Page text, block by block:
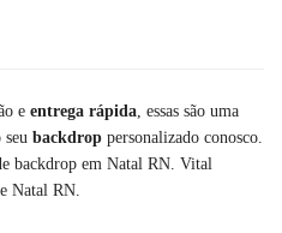
e entrega rápida , essas são uma
backdrop personalizado conosco.
backdrop em Natal RN. Vital
Natal RN.